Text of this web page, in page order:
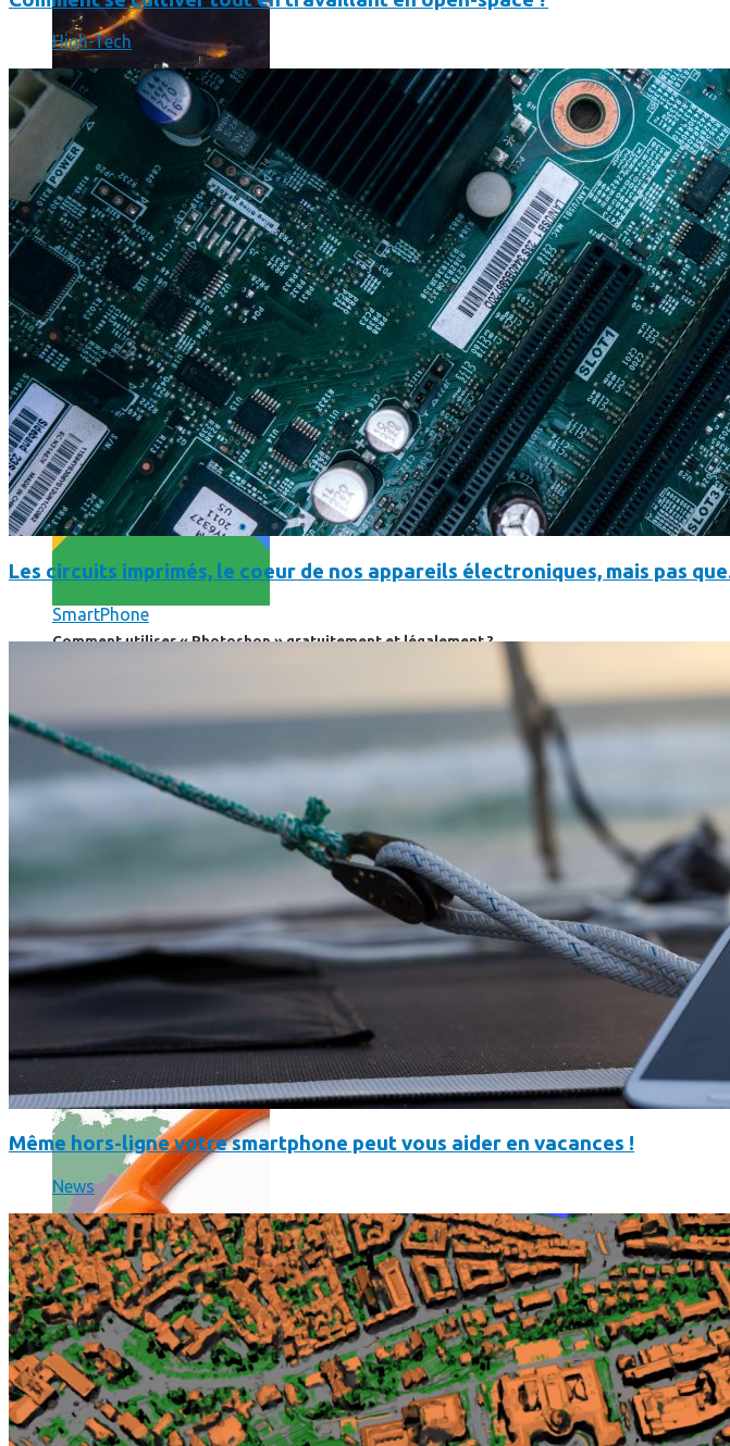
Print’Minute
Print'Minute
Pourquoi les outils de Google sont-ils devenus indispensables… Faute de mieux…
Comment utiliser « Photoshop » gratuitement et légalement ?
Où en sont les forfaits mobiles pour les pros ?
SmartPhone
High-Tech
Les circuits imprimés, le coeur de nos appareils électroniques, mais pas
SmartPhone
Même hors-ligne votre smartphone peut vous aider en vacances !
News